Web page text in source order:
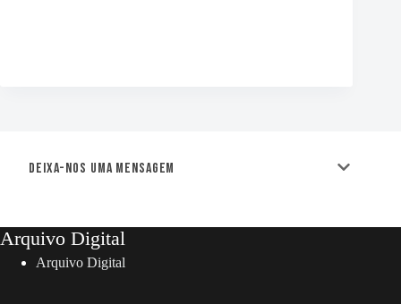
Deixa-nos uma mensagem
Arquivo Digital
Arquivo Digital